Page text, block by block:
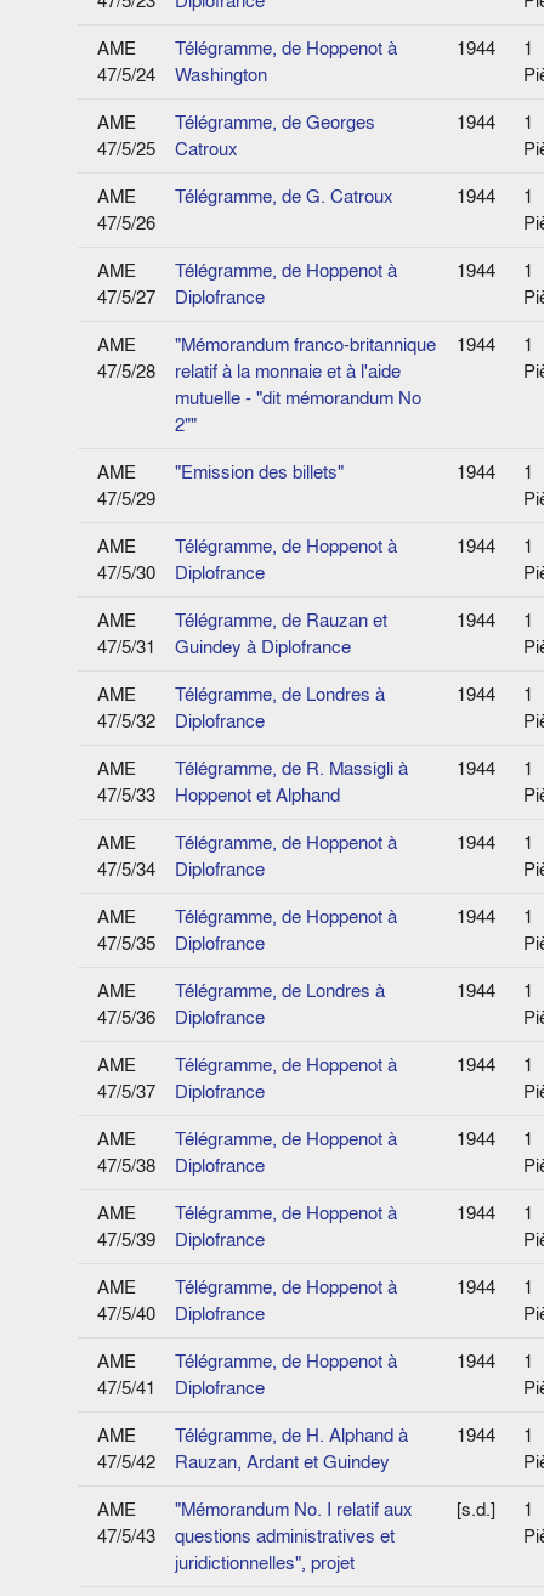
AME
47/5/24
Télégramme, de Hoppenot à
Washington
1944
1
AME
47/5/25
Télégramme, de Georges
Catroux
1944
1
AME
47/5/26
Télégramme, de G. Catroux 1944
1
AME
47/5/27
Télégramme, de Hoppenot à
Diplofrance
1944
1
AME
47/5/28
"Mémorandum franco-britannique
relatif à la monnaie et à l'aide
mutuelle - "dit mémorandum No
2""
1944
1
AME
47/5/29
"Emission des billets" 1944
1
AME
47/5/30
Télégramme, de Hoppenot à
Diplofrance
1944
1
AME
47/5/31
Télégramme, de Rauzan et
Guindey à Diplofrance
1944
1
AME
47/5/32
Télégramme, de Londres à
Diplofrance
1944
1
AME
47/5/33
Télégramme, de R. Massigli à
Hoppenot et Alphand
1944
1
AME
47/5/34
Télégramme, de Hoppenot à
Diplofrance
1944
1
AME
47/5/35
Télégramme, de Hoppenot à
Diplofrance
1944
1
AME
47/5/36
Télégramme, de Londres à
Diplofrance
1944
1
AME
47/5/37
Télégramme, de Hoppenot à
Diplofrance
1944
1
AME
47/5/38
Télégramme, de Hoppenot à
Diplofrance
1944
1
AME
47/5/39
Télégramme, de Hoppenot à
Diplofrance
1944
1
AME
47/5/40
Télégramme, de Hoppenot à
Diplofrance
1944
1
AME
47/5/41
Télégramme, de Hoppenot à
Diplofrance
1944
1
AME
47/5/42
Télégramme, de H. Alphand à
Rauzan, Ardant et Guindey
1944
1
AME
47/5/43
"Mémorandum No. I relatif aux
questions administratives et
juridictionnelles", projet
[s.d.]
1